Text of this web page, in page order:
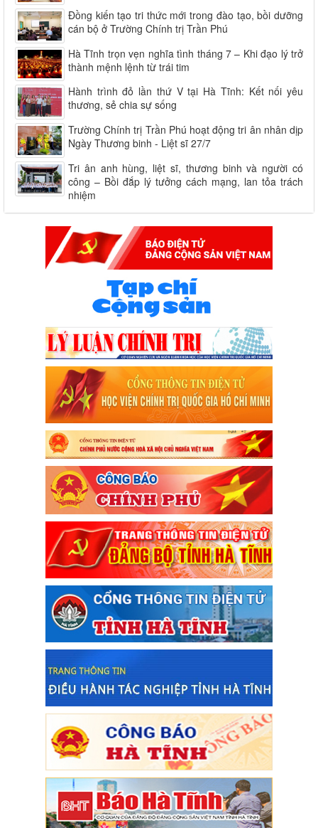
Đồng kiến tạo tri thức mới trong đào tạo, bồi dưỡng
cán bộ ở Trường Chính trị Trần Phú
Hà Tĩnh trọn vẹn nghĩa tình tháng 7 – Khi đạo lý trở
thành mệnh lệnh từ trái tim
Hành trình đỏ lần thứ V tại Hà Tĩnh: Kết nối yêu
thương, sẻ chia sự sống
Trường Chính trị Trần Phú hoạt động tri ân nhân dịp
Ngày Thương binh - Liệt sĩ 27/7
Tri ân anh hùng, liệt sĩ, thương binh và người có
công – Bồi đắp lý tưởng cách mạng, lan tỏa trách
nhiệm